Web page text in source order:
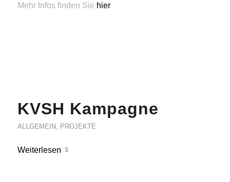
Mehr Infos finden Sie hier
KVSH Kampagne
ALLGEMEIN, PROJEKTE
Weiterlesen